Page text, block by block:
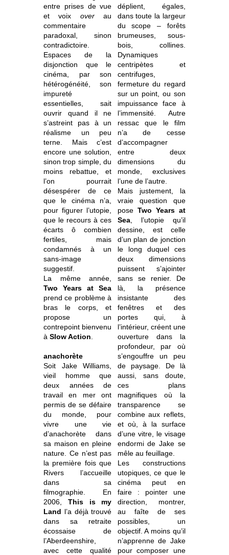
entre prises de vue
et voix overau
commentaire
paradoxal, sinon
contradictoire.
Espaces de la
disjonction que le
cinéma, par son
hétérogénéité, son
impureté
essentielles, sait
ouvrir quand il ne
s’astreint pas à un
réalisme un peu
terne. Mais c’est
encore une solution,
sinon trop simple, du
moins rebattue, et
l’on pourrait
désespérer de ce
que le cinéma n’a,
pour figurer l’utopie,
que le recours à ces
écarts ô combien
fertiles, mais
condamnés à un
sans-image
suggestif.
La même année,
Two Years at Sea
prend ce problème à
bras le corps, et
propose un
contrepoint bienvenu
à Slow Action
anachorète
Soit Jake Williams,
vieil homme que
deux années de
travail en mer ont
permis de se défaire
du monde, pour
vivre une vie
d’anachorète dans
sa maison en pleine
nature. Ce n’est pas
la première fois que
Rivers l’accueille
dans sa
filmographie. En
2006, This is my
Land l’a déjà trouvé
dans sa retraite
écossaise de
l’Aberdeenshire,
avec cette qualité
déplient, égales,
dans toute la largeur
du scope – forêts
brumeuses, sous-
bois, collines.
Dynamiques
centripètes et
centrifuges,
fermeture du regard
sur un point, ou son
impuissance face à
l’immensité. Autre
ressac que le film
n’a de cesse
d’accompagner
entre deux
dimensions du
monde, exclusives
l’une de l’autre.
Mais justement, la
vraie question que
pose Two Years at
Sea, l’utopie qu’il
dessine, est celle
d’un plan de jonction
le long duquel ces
deux dimensions
puissent s’ajointer
sans se renier. De
là, la présence
insistante des
fenêtres et des
portes qui, à
l’intérieur, créent une
ouverture dans la
profondeur, par où
s’engouffre un peu
de paysage. De là
aussi, sans doute,
ces plans
magnifiques où la
transparence se
combine aux reflets,
et où, à la surface
d’une vitre, le visage
endormi de Jake se
mêle au feuillage.
Les constructions
utopiques, ce que le
cinéma peut en
faire : pointer une
direction, montrer,
au faîte de ses
possibles, un
objectif. A moins qu’il
n’apprenne de Jake
pour composer une